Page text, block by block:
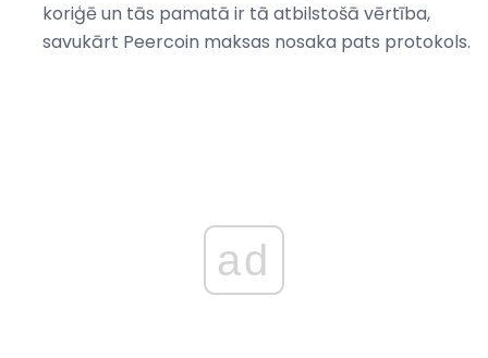
koriģē un tās pamatā ir tā atbilstošā vērtība,
savukārt Peercoin maksas nosaka pats protokols.
ad